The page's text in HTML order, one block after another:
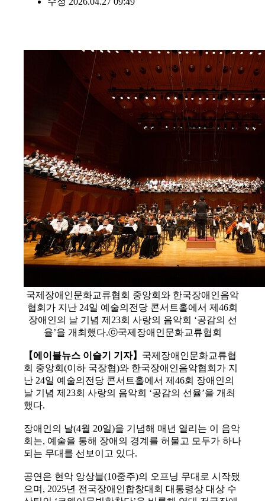
국제장애인문화교류협회 중앙회와 한국장애인음악
협회가 지난 24일 예술의전당 콘서트홀에서 제46회
장애인의 날 기념 제23회 사랑의 음악회 ‘공감의 선
율’을 개최했다.ⓒ국제장애인문화교류협회
【에이블뉴스 이슬기 기자】 국제장애인문화교류협
회 중앙회(이하 국장협)와 한국장애인음악협회가 지
난 24일 예술의전당 콘서트홀에서 제46회 장애인의
날 기념 제23회 사랑의 음악회 ‘공감의 선율’을 개최
했다.
장애인의 날(4월 20일)을 기념해 매년 열리는 이 음악
회는, 예술을 통해 장애의 경계를 허물고 모두가 하나
되는 무대를 선보이고 있다.
공연은 현악 앙상블(10중주)의 오프닝 무대로 시작됐
으며, 2025년 전국장애인합창대회 대통령상 대상 수